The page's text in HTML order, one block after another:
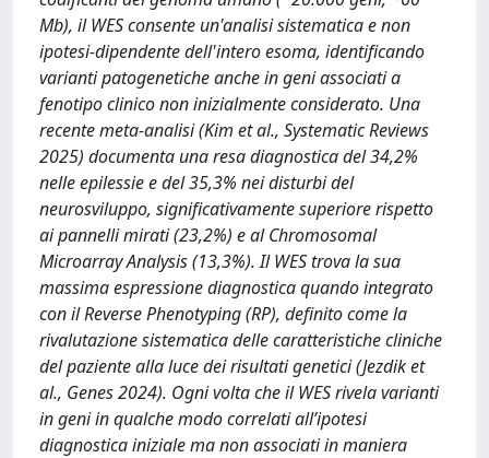
Mb), il WES consente un'analisi sistematica e non
ipotesi-dipendente dell'intero esoma, identificando
varianti patogenetiche anche in geni associati a
fenotipo clinico non inizialmente considerato. Una
recente meta-analisi (Kim et al., Systematic Reviews
2025) documenta una resa diagnostica del 34,2%
nelle epilessie e del 35,3% nei disturbi del
neurosviluppo, significativamente superiore rispetto
ai pannelli mirati (23,2%) e al Chromosomal
Microarray Analysis (13,3%). Il WES trova la sua
massima espressione diagnostica quando integrato
con il Reverse Phenotyping (RP), definito come la
rivalutazione sistematica delle caratteristiche cliniche
del paziente alla luce dei risultati genetici (Jezdik et
al., Genes 2024). Ogni volta che il WES rivela varianti
in geni in qualche modo correlati all’ipotesi
diagnostica iniziale ma non associati in maniera